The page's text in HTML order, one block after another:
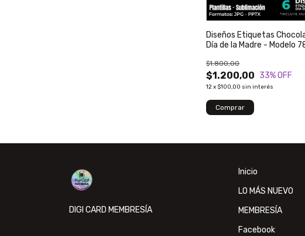
Diseños Etiquetas
Día de la Madre - Modelo
$1.200,00
$1.800,00
33% OFF
12x $100,00 sin interés
DIGI CARD MEMBRESÍA
Inicio
LO MÁS NUEVO
MEMBRESÍA
Facebook